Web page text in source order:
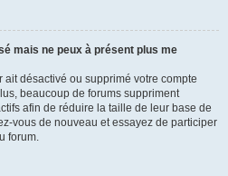
mais ne peux à présent plus me
ait désactivé ou supprimé votre compte
beaucoup de forums suppriment
afin de réduire la taille de leur base de
vous de nouveau et essayez de participer
forum.